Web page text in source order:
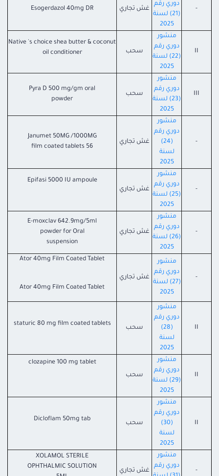
-
دوري رقم
(21) لسنة
2025
غش تجاري Esogerdazol 40mg DR
II
منشور
دوري رقم
(22) لسنة
2025
سحب
Native 's choice shea butter & coconut
oil conditioner
III
منشور
دوري رقم
(23) لسنة
2025
سحب
Pyra D 500 mg/gm oral
powder
-
منشور
دوري رقم
(24)
لسنة
2025
غش تجاري
Janumet 50MG /1000MG
56 film coated tablets
-
منشور
دوري رقم
(25) لسنة
2025
غش تجاري
Epifasi 5000 IU ampoule
-
منشور
دوري رقم
(26) لسنة
2025
غش تجاري
E-moxclav 642.9mg/5ml
powder for Oral
suspension
-
منشور
دوري رقم
(27) لسنة
2025
غش تجاري
Ator 40mg Film Coated Tablet
Ator 40mg Film Coated Tablet
II
منشور
دوري رقم
(28)
لسنة
2025
سحب
staturic 80 mg film coated tablets
II
منشور
دوري رقم
(29) لسنة
2025
سحب
clozapine 100 mg tablet
II
منشور
دوري رقم
(30)
لسنة
2025
سحب
Dicloflam 50mg tab
-
منشور
دوري رقم
غش تجاري
XOLAMOL STERILE
OPHTHALMIC SOLUTION